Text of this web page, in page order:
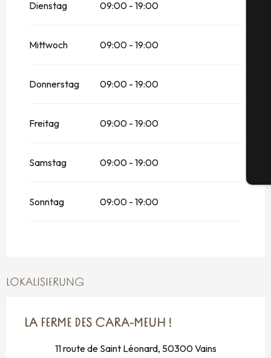
Dienstag 09:00 - 19:00
Mittwoch 09:00 - 19:00
Donnerstag 09:00 - 19:00
Freitag 09:00 - 19:00
Samstag 09:00 - 19:00
Sonntag 09:00 - 19:00
LOKALISIERUNG
LA FERME DES CARA-MEUH !
11 route de Saint Léonard, 50300 Vains